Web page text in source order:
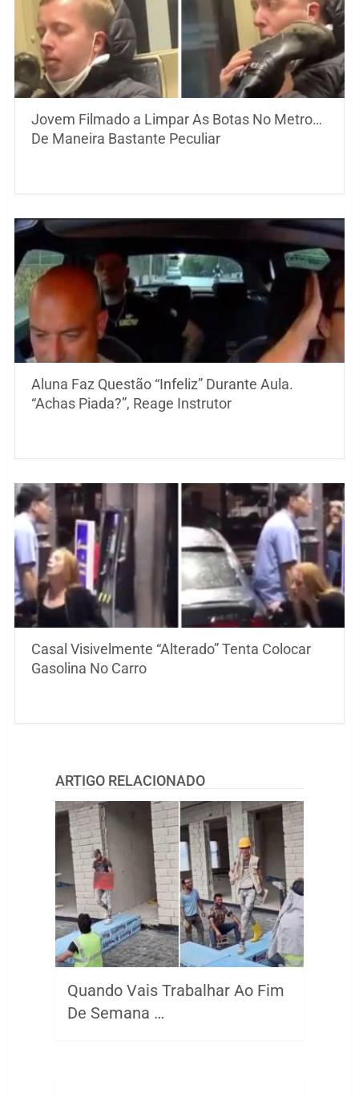
Jovem Filmado a Limpar As Botas No Metro…
De Maneira Bastante Peculiar
Aluna Faz Questão “Infeliz” Durante Aula.
“Achas Piada?”, Reage Instrutor
Casal Visivelmente “Alterado” Tenta Colocar
Gasolina No Carro
ARTIGO RELACIONADO
Quando Vais Trabalhar Ao Fim
De Semana …